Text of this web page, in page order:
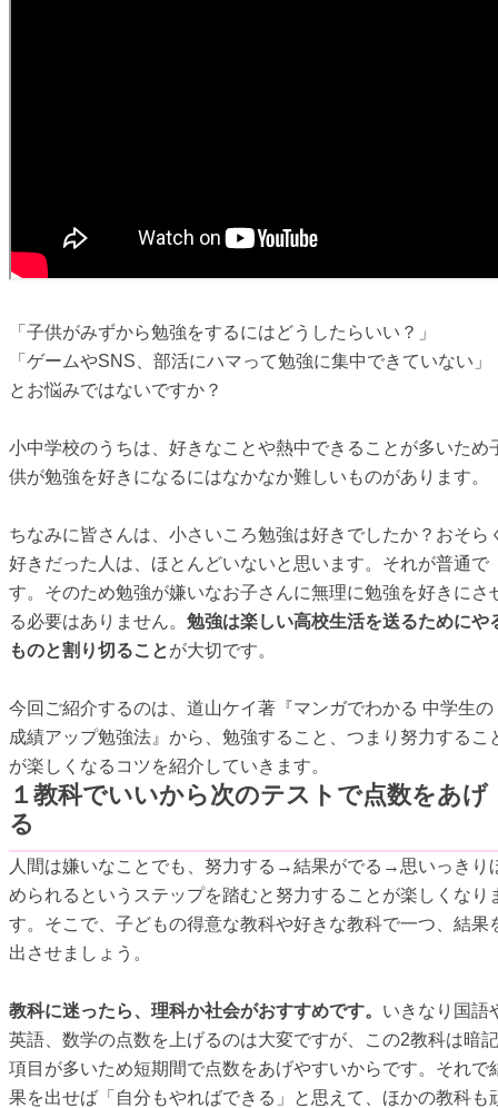
「子供がみずから勉強をするにはどうしたらいい？」
「ゲームやSNS、部活にハマって勉強に集中できていない」
とお悩みではないですか？
小中学校のうちは、好きなことや熱中できることが多いため
供が勉強を好きになるにはなかなか難しいものがあります。
ちなみに皆さんは、小さいころ勉強は好きでしたか？おそら
好きだった人は、ほとんどいないと思います。それが普通で
す。そのため勉強が嫌いなお子さんに無理に勉強を好きにさ
る必要はありません。 勉強は楽しい高校生活を送るためにや
ものと割り切ることが大切です。
今回ご紹介するのは、道山ケイ著『マンガでわかる 中学生の
成績アップ勉強法』から、勉強すること、つまり努力するこ
が楽しくなるコツを紹介していきます。
１教科でいいから次のテストで点数をあげ
る
人間は嫌いなことでも、努力する→結果がでる→思いっきり
められるというステップを踏むと努力することが楽しくなり
す。そこで、子どもの得意な教科や好きな教科で一つ、結果
出させましょう。
教科に迷ったら、理科か社会がおすすめです。 いきなり国語
英語、数学の点数を上げるのは大変ですが、この2教科は暗記
項目が多いため短期間で点数をあげやすいからです。それで
果を出せば「自分もやればできる」と思えて、ほかの教科も